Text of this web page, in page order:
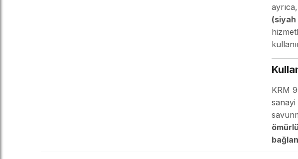
ayrıca,
(siyah
KRM
sanayi